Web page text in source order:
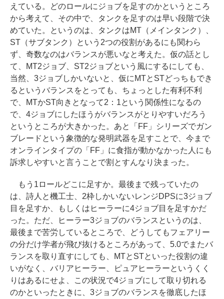
えている。どのロールにジョブを足すのかというところ
から考えて、その中で、タンクを足すのは早い段階で決
めていた。というのは、タンクはMT（メインタンク）、
ST（サブタンク）という2つの役割があるにも関わら
ず、奇数なのはバランスが悪いなと考えた。仮の話とし
て、MT2ジョブ、ST2ジョブという風にするにしても、
当然、3ジョブしかいないと、仮にMTとSTどっちもでき
るというバランスをとっても、ちょっとした有利不利
で、MTかST向きとなって2：1という関係性になるの
で、4ジョブにしたほうがバランスがとりやすいだろう
というところが大きかった。あと「FF」シリーズでガン
ブレードという象徴的な発明武器を足すことで、今まで
オンラインタイプの「FF」に食指が動かなかった人にも
訴求しやすいと言うことで割とすんなり決まった。
もう1ロールどこに足すか。最後まで残っていたの
は、詩人と機工士、2枠しかいないレンジDPSに3ジョブ
目を足すか、もしくはヒーラーに4ジョブ目を足すかだ
った。ただ、ヒーラー3ジョブのバランスというのは、
最後まで苦労しているところで、どうしてもフェアリー
の分だけ学者が飛び抜けるところがあって、5.0でまたバ
ランスを取り直すにしても、MTとSTといった役割の違
いがなく、バリアヒーラー、ピュアヒーラーというくく
りはあるにせよ、この状況で4ジョブにして取り切れる
のかといったときに、3ジョブのバランスを徹底したほ